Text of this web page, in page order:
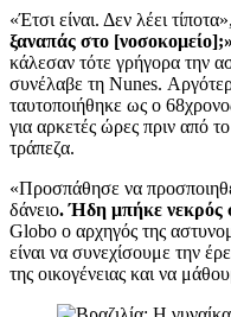
«Έτσι είναι. Δεν λέει
ξαναπάς στο [νοσοκομείο];»
κάλεσαν τότε γρήγορα την
συνέλαβε τη Nunes.
ταυτοποιήθηκε ως ο
για αρκετές ώρες πριν από
τράπεζα.
«Προσπάθησε να
δάνειο. Ήδη μπήκε νεκρός
Globo ο αρχηγός της
είναι να συνεχίσουμε την
της οικογένειας και να